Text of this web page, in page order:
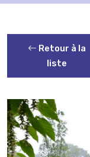
Retour à la
liste